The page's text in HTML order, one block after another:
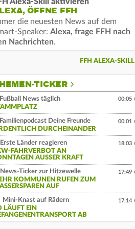
ÖFFNE FFH
die neuesten News auf dem
Speaker: Alexa, frage FFH nach
Nachrichten.
FFH ALEXA-SKILL
TICKER
News täglich
00:05
Deine Freunde
DURCHEINANDER
00:01
Länder reagieren
FAHRVERBOT AN
AUSSER KRAFT
18:03
Ticker zur Hitzewelle
KOMMUNEN RUFEN ZUM
AUF
17:49
Mini-Knast auf Rädern
LÄUFT EIN
AB
17:14